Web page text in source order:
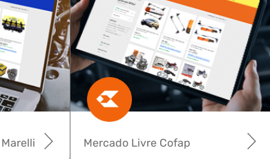
Mercado Livre Cofap